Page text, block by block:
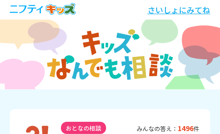
さいしょにみてね
おとなの相談 みんなの答え： 1496件